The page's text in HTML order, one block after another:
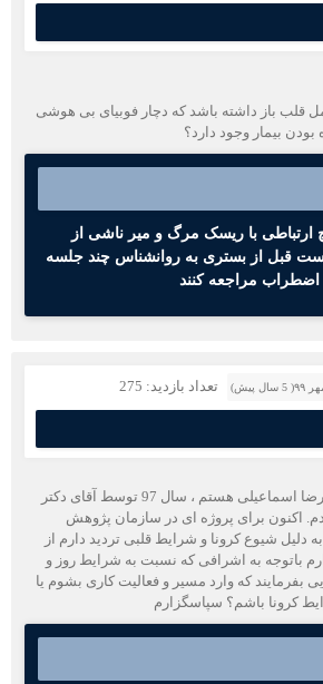
قلب باز داشته باشد که دچار فوبیای بی هوشی
بیمار وجود دارد؟
ارتباطی با ریسک مرگ و میر ناشی از
قبل از بستری به روانشناس چند جلسه
اضطراب مراجعه کنند
تعداد بازدید: 275
با سلام و خدا قوت بنده رضا اسماعیلی هستم ، سال 97 توسط آقای دکتر
اکنون برای پروژه ای در سازمان پژوهش
دلیل شیوع کرونا و شرایط قلبی تردید دارم از
باتوجه به اشرافی که نسبت به شرایط روز و
بفرمایند که وارد مسیر و فعالیت کاری بشوم یا
کرونا باشم؟ سپاسگزارم